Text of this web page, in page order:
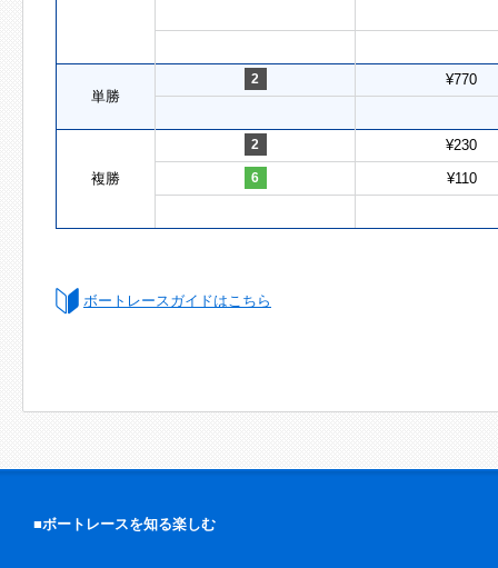
単勝
2 ¥770
複勝
2 ¥230
6 ¥110
ボートレースガイドはこちら
■ボートレースを知る楽しむ